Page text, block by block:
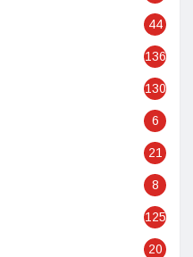
44
136
130
6
21
8
125
20